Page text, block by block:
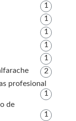
1
1
1
1
1
2
profesional
1
de
1